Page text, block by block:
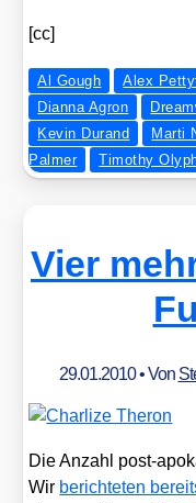
[cc]
Al Gough Alex
Dianna Agron
Kevin Durand
Marti
Palmer
Timothy
Vier
29.01.2010• Von
Die Anzahl post-
Wir berich­te­ten